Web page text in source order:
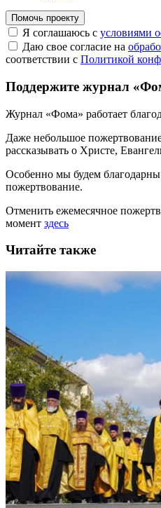
Помочь проекту
Я соглашаюсь с условиями
Даю свое согласие на
соответствии с Политикой
Поддержите журнал
Журнал «Фома» работает
Даже небольшое
рассказывать о Христе,
Особенно мы будем благодарны
пожертвование.
Отменить ежемесячное
момент здесь
Читайте также